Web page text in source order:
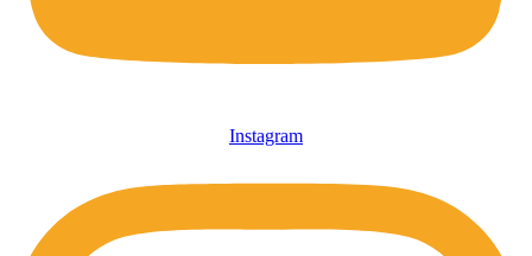
Instagram